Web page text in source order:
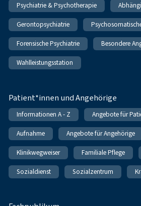
Psychiatrie & Psychotherapie
Gerontopsychiatrie
Forensische Psychiatrie Besondere
Wahlleistungsstation
Patient*innen und Angehörige
Informationen A - Z Angebote für
Aufnahme Angebote für Angehörige
Klinikwegweiser Familiale Pflege
Sozialdienst Sozialzentrum